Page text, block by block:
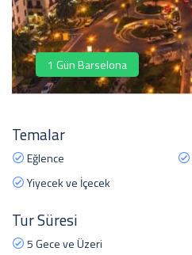
1 Gün Barselona
Temalar
Eğlence
Yiyecek ve İçecek
Tur Süresi
5 Gece ve Üzeri